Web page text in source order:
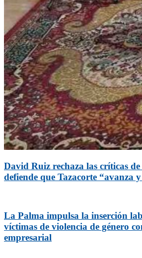
David Ruiz rechaza las críticas
defiende que Tazacorte “avanza
La Palma impulsa la inserción
víctimas de violencia de género
empresarial